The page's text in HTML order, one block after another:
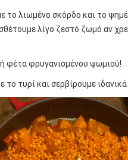
λιωμένο σκόρδο και το
λίγο ζεστό ζωμό αν
φέτα φρυγανισμένου ψωμιού!
το τυρί και σερβίρουμε